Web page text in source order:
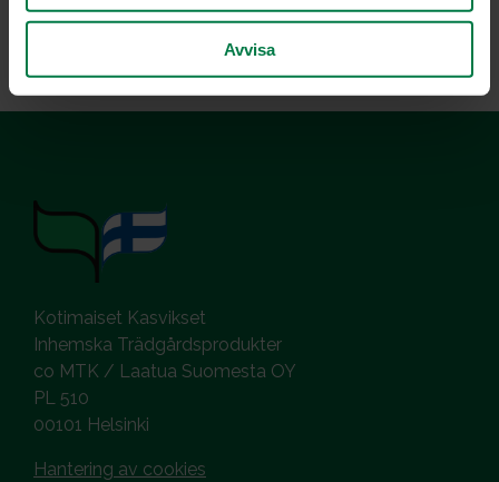
Avvisa
suojata kuivumiselta.
Kotimaiset Kasvikset
Inhemska Trädgårdsprodukter
co MTK / Laatua Suomesta OY
PL 510
00101 Helsinki
Hantering av cookies